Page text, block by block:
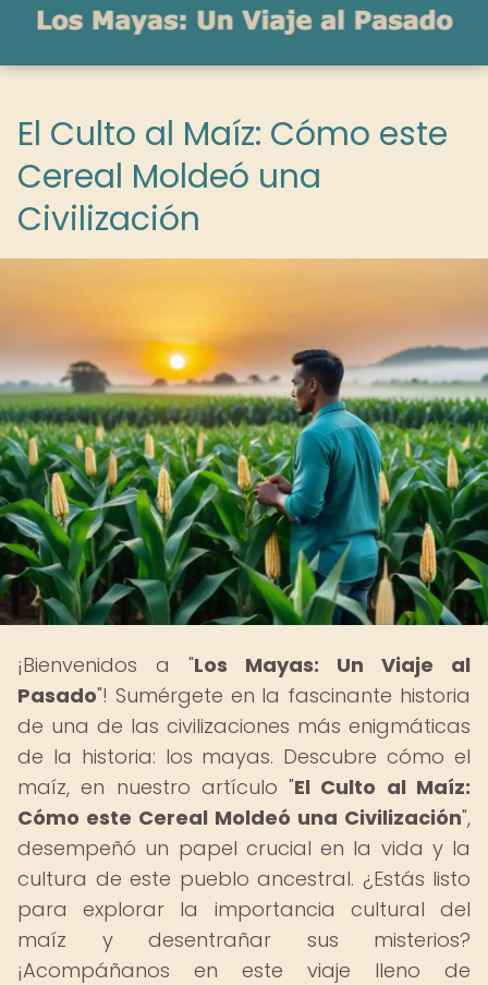
El Culto al Maíz: Cómo este
Cereal Moldeó una
Civilización
¡Bienvenidos a "Los Mayas: Un Viaje al
Pasado"! Sumérgete en la fascinante historia
de una de las civilizaciones más enigmáticas
de la historia: los mayas. Descubre cómo el
maíz, en nuestro artículo "El Culto al Maíz:
Cómo este Cereal Moldeó una Civilización",
desempeñó un papel crucial en la vida y la
cultura de este pueblo ancestral. ¿Estás listo
para explorar la importancia cultural del
maíz y desentrañar sus misterios?
¡Acompáñanos en este viaje lleno de